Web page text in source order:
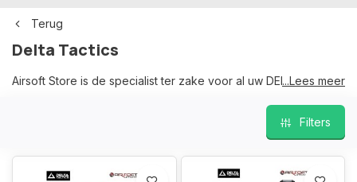
Terug
Delta Tactics
Airsoft Store is de specialist ter zake voor al uw DELTA...Lees meer
Filters